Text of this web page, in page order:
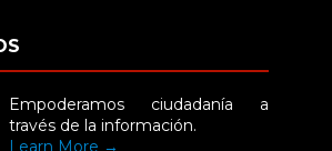
Empoderamos ciudadanía a
través de la información.
Learn More →